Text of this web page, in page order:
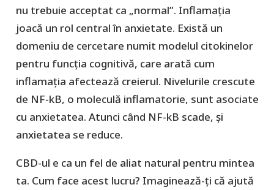
nu trebuie acceptat ca „normal”. Inflamația
joacă un rol central în anxietate. Există un
domeniu de cercetare numit modelul citokinelor
pentru funcția cognitivă, care arată cum
inflamația afectează creierul. Nivelurile crescute
de NF-kB, o moleculă inflamatorie, sunt asociate
cu anxietatea. Atunci când NF-kB scade, și
anxietatea se reduce.
CBD-ul e ca un fel de aliat natural pentru mintea
ta. Cum face acest lucru? Imaginează-ți că ajută